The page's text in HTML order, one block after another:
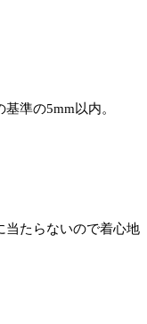
準の5mm以内。
当たらないので着心地